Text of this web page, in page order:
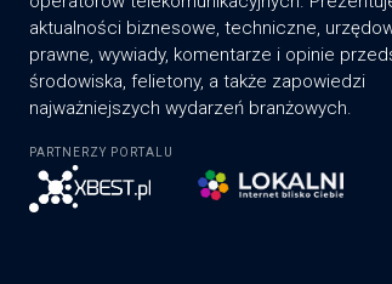
aktualności biznesowe, techniczne,
prawne, wywiady, komentarze i opinie
środowiska, felietony, a także zapowiedzi
najważniejszych wydarzeń branżowych.
PARTNERZY PORTALU